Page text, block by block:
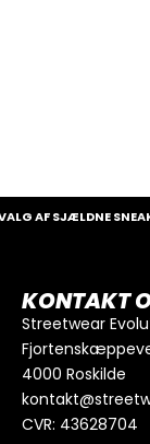
AF SJÆLDNE
KONTAKT
Streetwear
4000 Roskilde
CVR: 43628704